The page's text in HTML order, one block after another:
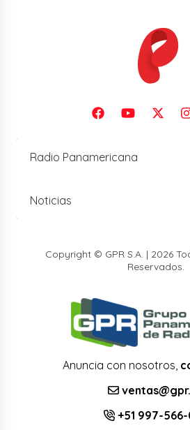
Radio Panamericana
Noticias
Copyright © GPR S.A. | 2026
Reservados.
Anuncia con nosotros,
+51 997-